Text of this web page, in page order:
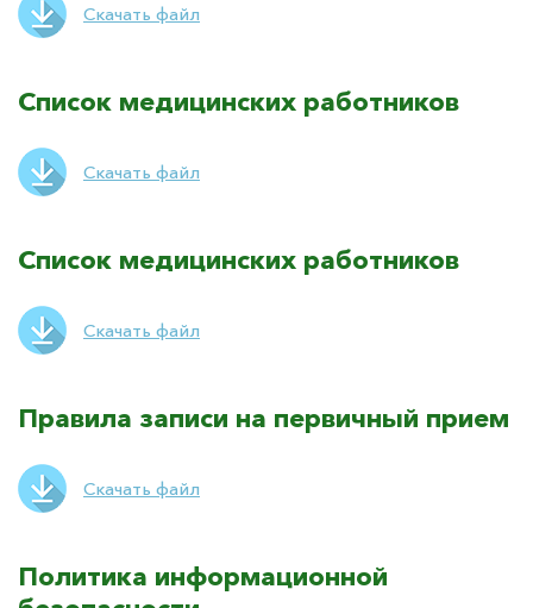
Скачать файл
Список медицинских работников
Скачать файл
Список медицинских работников
Скачать файл
Правила записи на первичный прием
Скачать файл
Политика информационной